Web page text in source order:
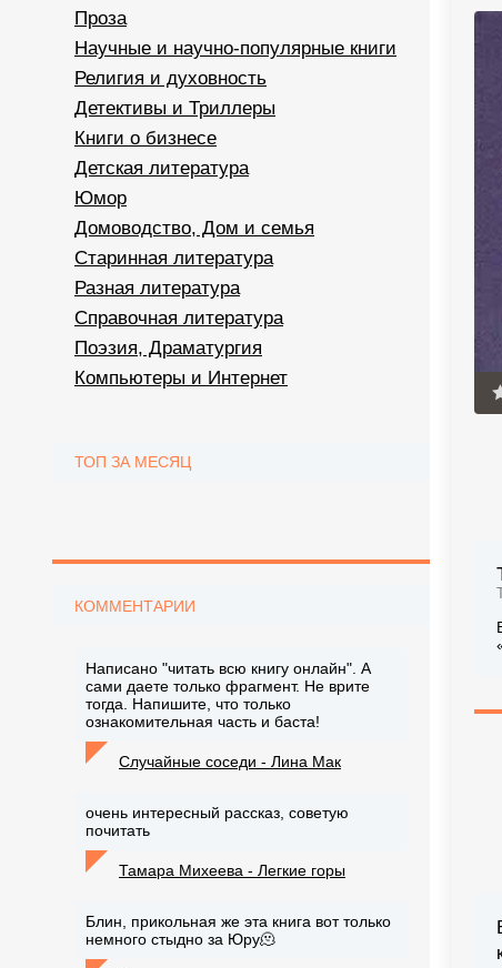
Проза
Научные и научно-популярные книги
Религия и духовность
Детективы и Триллеры
Книги о бизнесе
Детская литература
Юмор
Домоводство, Дом и семья
Старинная литература
Разная литература
Справочная литература
Поэзия, Драматургия
Компьютеры и Интернет
ТОП ЗА МЕСЯЦ
КОММЕНТАРИИ
Написано "читать всю книгу онлайн". А
сами даете только фрагмент. Не врите
тогда. Напишите, что только
ознакомительная часть и баста!
Случайные соседи - Лина Мак
очень интересный рассказ, советую
почитать
Тамара Михеева - Легкие горы
Блин, прикольная же эта книга вот только
немного стыдно за Юру🫠